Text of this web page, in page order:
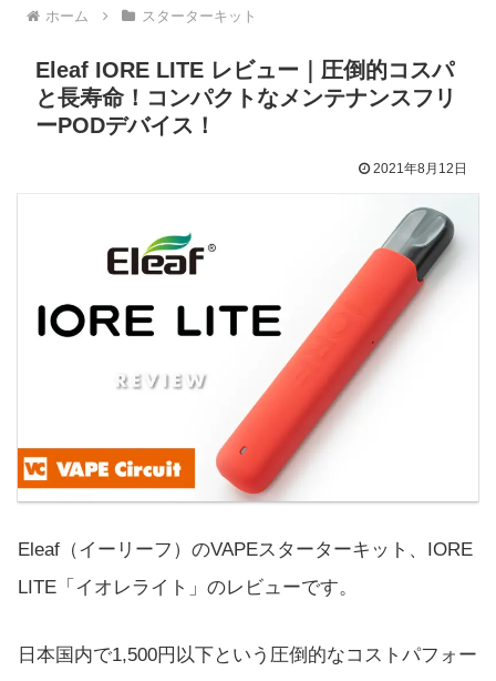
ホーム スターターキット
Eleaf IORE LITE レビュー｜圧倒的コスパ
と長寿命！コンパクトなメンテナンスフリ
ーPODデバイス！
2021年8月12日
Eleaf（イーリーフ）のVAPEスターターキット、IORE
LITE「イオレライト」のレビューです。
日本国内で1,500円以下という圧倒的なコストパフォー